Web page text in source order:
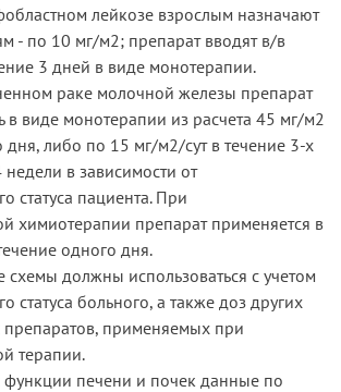
лейкозе взрослым назначают
- по 10 мг/м2; препарат вводят в/в
3 дней в виде монотерапии.
раке молочной железы препарат
в виде монотерапии из расчета 45 мг/м2
дня, либо по 15 мг/м2/сут в течение 3-х
в зависимости от
статуса пациента. При
химиотерапии препарат применяется в
одного дня.
должны использоваться с учетом
статуса больного, а также доз других
препаратов, применяемых при
терапии.
печени и почек данные по